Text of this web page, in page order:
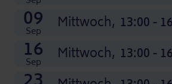
09
Sep Mittwoch, 13:00 -
16
Sep Mittwoch, 13:00 -